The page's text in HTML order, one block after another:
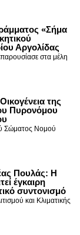
«Σήμα
Αργολίδας
στα μέλη
της
Πυρονόμου
Σώματος Νομού
Πουλάς: Η
έγκαιρη
συντονισμό
και Κλιματικής